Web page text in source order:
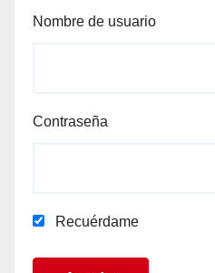
Nombre de usuario
Contraseña
Recuérdame